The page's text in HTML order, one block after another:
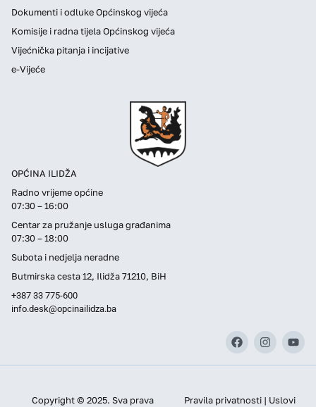
OPĆINA ILIDŽA
Radno vrijeme općine
07:30 – 16:00
Centar za pružanje usluga građanima
07:30 – 18:00
Subota i nedjelja neradne
Butmirska cesta 12, Ilidža 71210, BiH
+387 33 775-600
info.desk@opcinailidza.ba
Dokumenti i odluke Općinskog vijeća
Komisije i radna tijela Općinskog vijeća
Vijećnička pitanja i incijative
e-Vijeće
Copyright © 2025. Sva prava
Pravila privatnosti | Uslovi